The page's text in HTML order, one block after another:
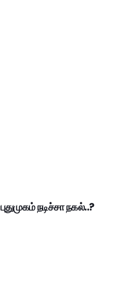
நடிச்சா நகல்..?